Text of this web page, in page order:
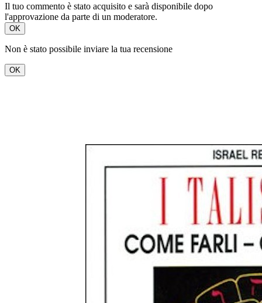
Il tuo commento è stato acquisito e sarà disponibile dopo
l'approvazione da parte di un moderatore.
OK
Non è stato possibile inviare la tua recensione
OK